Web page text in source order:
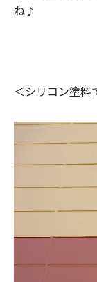
ね♪
＜シリコン塗料